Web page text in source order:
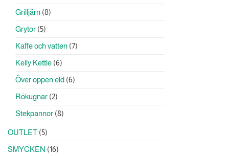
Grilljärn 88
Grytor 55
Kaffe och vatten 77
Kelly Kettle 66
Över öppen eld 66
Rökugnar 22
Stekpannor 88
OUTLET 55
SMYCKEN 1616